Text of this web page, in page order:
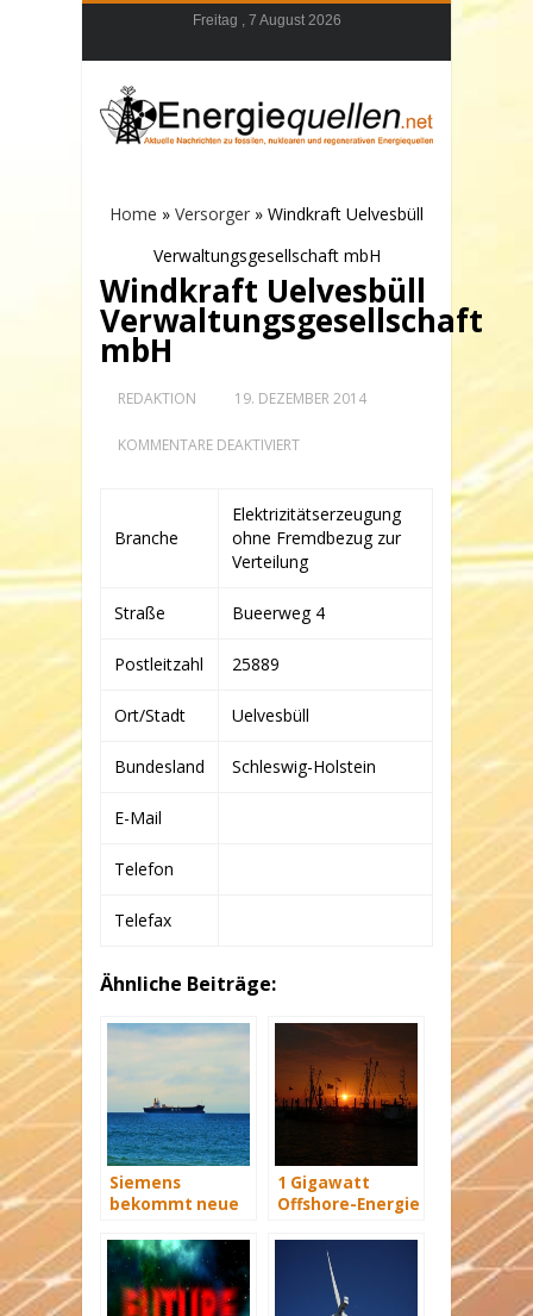
Freitag , 7 August 2026
Home » Versorger » Windkraft Uelvesbüll
Verwaltungsgesellschaft mbH
Windkraft Uelvesbüll
Verwaltungsgesellschaft
mbH
REDAKTION 19. DEZEMBER 2014
KOMMENTARE DEAKTIVIERTFÜR
VERWALTUNGSGESELLSCHAFT
MBH
Branche
Elektrizitätserzeugung
ohne Fremdbezug zur
Verteilung
Straße Bueerweg 4
Postleitzahl 25889
Ort/Stadt Uelvesbüll
Bundesland Schleswig-Holstein
E-Mail
Telefon
Telefax
Ähnliche Beiträge:
Siemens
bekommt neue
Schiffe
1 Gigawatt
Offshore-Energie